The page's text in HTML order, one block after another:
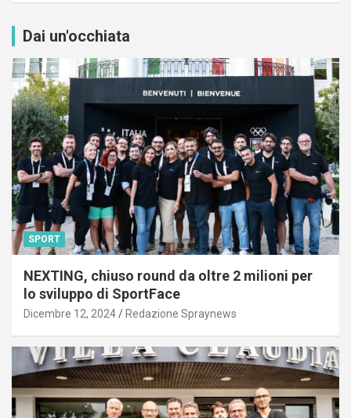
Dai un'occhiata
SPORT
NEXTING, chiuso round da oltre 2 milioni per
lo sviluppo di SportFace
Dicembre 12, 2024 Redazione Spraynews